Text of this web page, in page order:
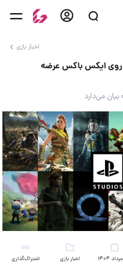
اخبار بازی
روی ایکس باکس عرضه
می‌دارد
اخبار بازی اشتراک‌گذاری